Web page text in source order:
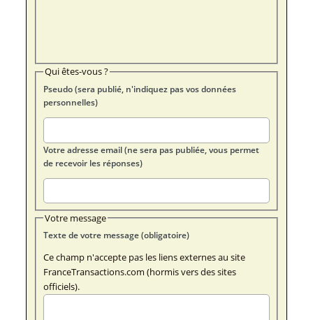
Qui êtes-vous ?
Pseudo (sera publié, n'indiquez pas vos données
personnelles)
Votre adresse email (ne sera pas publiée, vous permet
de recevoir les réponses)
Votre message
Texte de votre message (obligatoire)
Ce champ n'accepte pas les liens externes au site
FranceTransactions.com (hormis vers des sites
officiels).